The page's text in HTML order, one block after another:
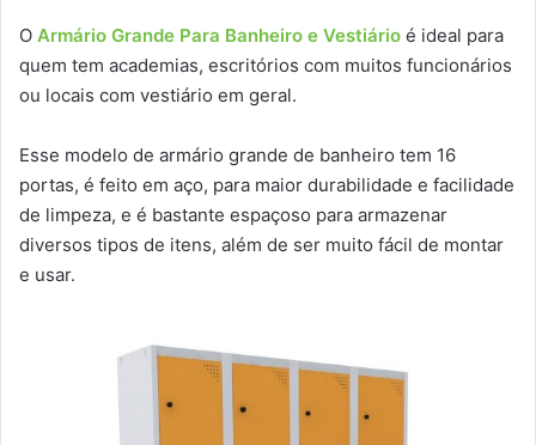
O Armário Grande Para Banheiro e Vestiário é ideal para
quem tem academias, escritórios com muitos funcionários
ou locais com vestiário em geral.
Esse modelo de armário grande de banheiro tem 16
portas, é feito em aço, para maior durabilidade e facilidade
de limpeza, e é bastante espaçoso para armazenar
diversos tipos de itens, além de ser muito fácil de montar
e usar.